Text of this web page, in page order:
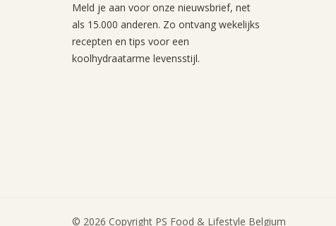
Meld je aan voor onze nieuwsbrief, net
als 15.000 anderen. Zo ontvang wekelijks
recepten en tips voor een
koolhydraatarme levensstijl.
© 2026 Copyright PS Food & Lifestyle Belgium